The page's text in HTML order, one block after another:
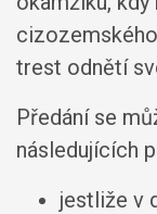
trest odnětí
Předání se
následujících
jestliže v